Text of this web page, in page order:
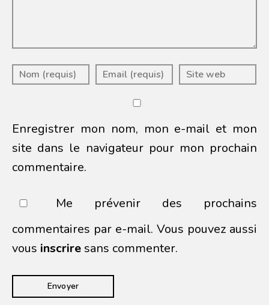
Enregistrer mon nom, mon e-mail et mon
site dans le navigateur pour mon prochain
commentaire.
Me prévenir des prochains
commentaires par e-mail. Vous pouvez aussi
vous inscrire sans commenter.